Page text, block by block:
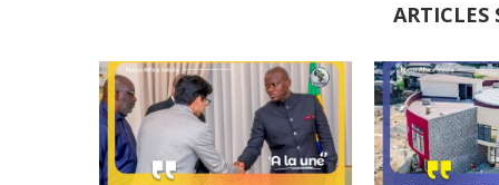
ARTICLES